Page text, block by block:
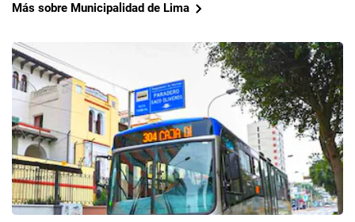
Más sobre Municipalidad de Lima